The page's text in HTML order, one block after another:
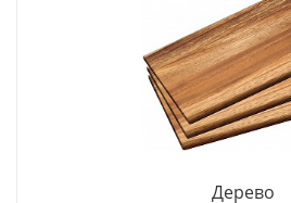
Дерево